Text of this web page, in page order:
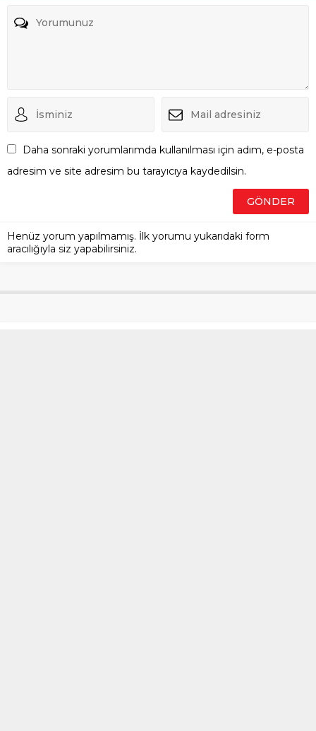
Daha sonraki yorumlarımda kullanılması için adım, e-posta
adresim ve site adresim bu tarayıcıya kaydedilsin.
Henüz yorum yapılmamış. İlk yorumu yukarıdaki form
aracılığıyla siz yapabilirsiniz.